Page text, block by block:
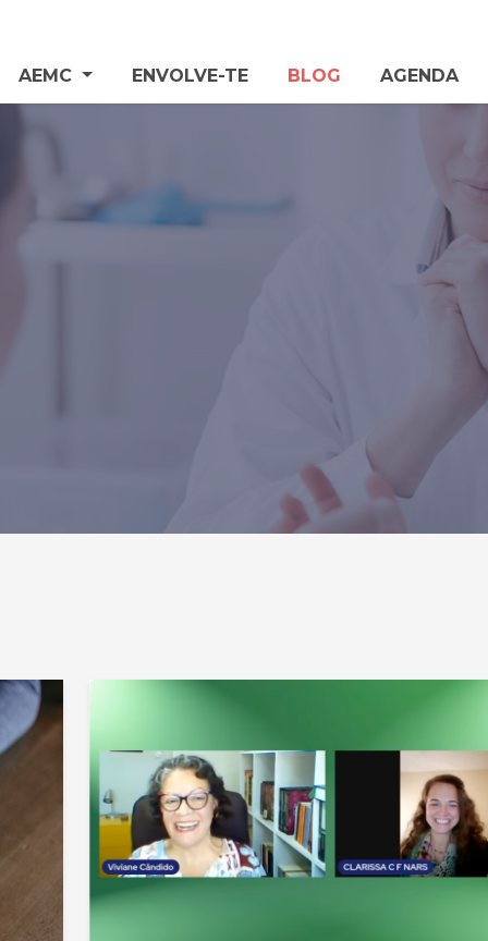
AEMC ENVOLVE-TE BLOG AGENDA